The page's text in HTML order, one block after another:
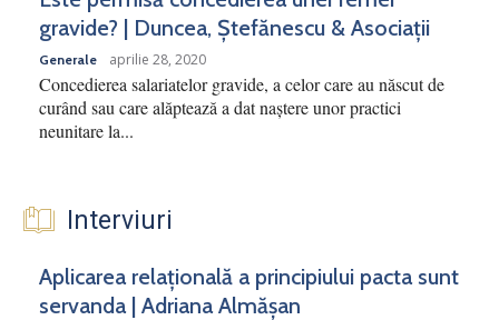
gravide? | Duncea, Ștefănescu & Asociații
Generale aprilie 28, 2020
Concedierea salariatelor gravide, a celor care au născut de
curând sau care alăptează a dat naștere unor practici
neunitare la...
Interviuri
Aplicarea relațională a principiului pacta sunt
servanda | Adriana Almășan